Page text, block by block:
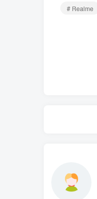
# Realme